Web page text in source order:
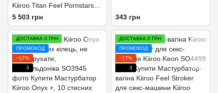
Kiiroo Titan Feel Pornstars
Experience, 9 вібромоторів,
теледільдоніка
5 503 грн 343 грн
ДОСТАВКА 0 ГРН
ПРОМОКОД
−17%
3
ДОСТАВКА 0 ГРН
ПРОМОКОД
−17%
3